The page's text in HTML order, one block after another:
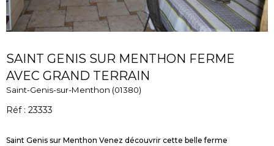
SAINT GENIS SUR MENTHON FERME
AVEC GRAND TERRAIN
Saint-Genis-sur-Menthon (01380)
Réf : 23333
Saint Genis sur Menthon Venez découvrir cette belle ferme